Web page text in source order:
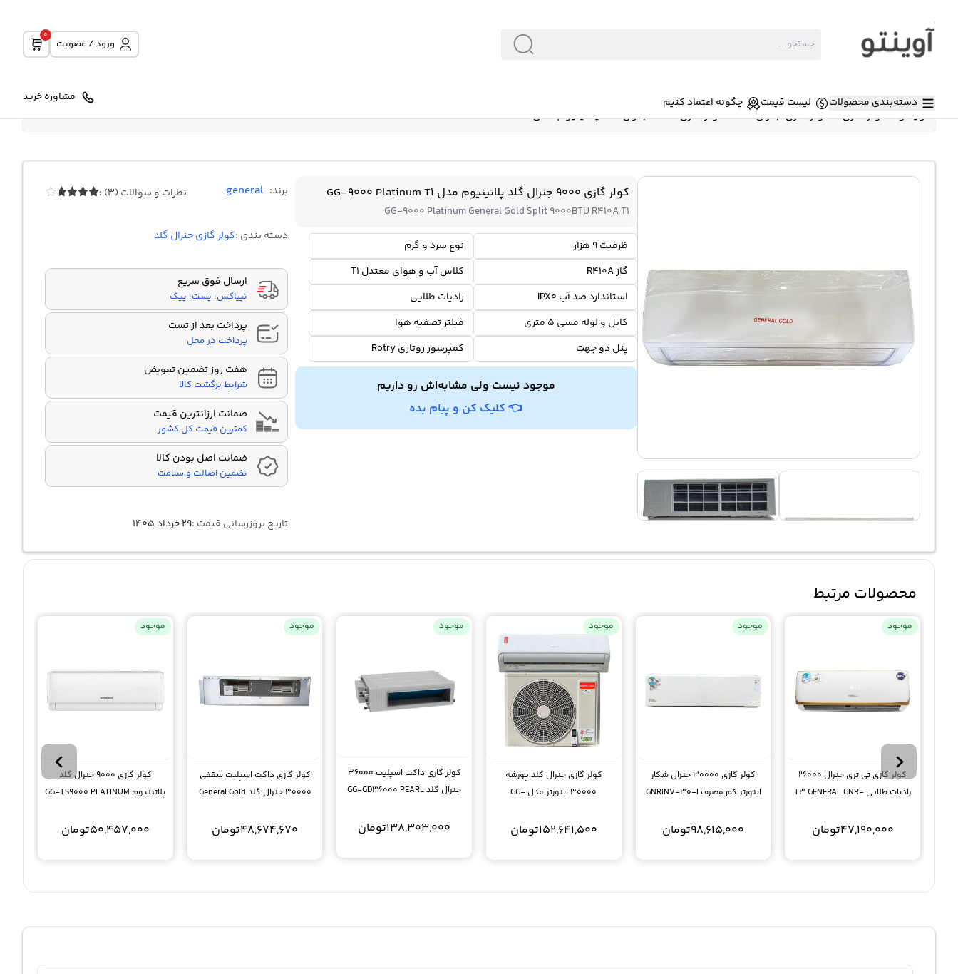
ورود / عضویت
0
دسته‌بندی محصولات لیست قیمت چگونه اعتماد کنیم مشاوره خرید
آوینتو»کولر گازی»کولر گازی جنرال گلد»کولر گازی 9000 جنرال گلد پلاتینیوم مدل GG-9000 Platinum T1
کولر گازی 9000 جنرال گلد پلاتینیوم مدل GG-9000 Platinum T1
GG-9000 Platinum General Gold Split 9000BTU R410A T1
ظرفیت 9 هزار
نوع سرد و گرم
گاز R410A
کلاس آب و هوای معتدل T1
استاندارد ضد آب IPX0
رادیات طلایی
کابل و لوله مسی 5 متری
فیلتر تصفیه هوا
پنل دو جهت
کمپرسور روتاری Rotry
موجود نیست ولی مشابه‌اش رو داریم
👈 کلیک کن و پیام بده
برند: general نظرات و سوالات (3) :
دسته بندی :کولر گازی جنرال گلد
ارسال فوق سریع
تیپاکس؛ پست؛ پیک
پرداخت بعد از تست
پرداخت در محل
هفت روز تضمین تعویض
شرایط برگشت کالا
ضمانت ارزانترین قیمت
کمترین قیمت کل کشور
ضمانت اصل بودن کالا
تضمین اصالت و سلامت
تاریخ بروزرسانی قیمت :۲۹ خرداد ۱۴۰۵
محصولات مرتبط
موجود
کولر گازی تی تری جنرال 26000
رادیات طلایی T3 GENERAL GNR-
47,190,000تومان
موجود
کولر گازی 30000 جنرال شکار
اینورتر کم مصرف GNRINV-30-I
98,615,000تومان
موجود
کولر گازی جنرال گلد پورشه
30000 اینورتر مدل GG-
152,641,500تومان
موجود
کولر گازی داکت اسپلیت 36000
جنرال گلد GG-GD36000 PEARL
138,303,000تومان
موجود
کولر گازی داکت اسپلیت سقفی
30000 جنرال گلد General Gold
48,674,670تومان
موجود
کولر گازی 9000 جنرال گلد
پلاتینیوم GG-TS9000 PLATINUM
50,457,000تومان